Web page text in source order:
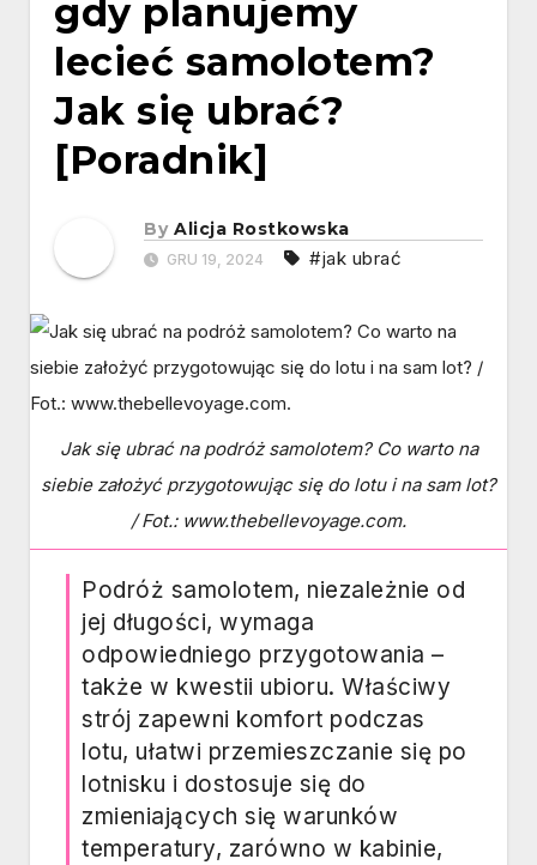
gdy planujemy
lecieć samolotem?
Jak się ubrać?
[Poradnik]
By Alicja Rostkowska
GRU 19, 2024 #jak ubrać
Jak się ubrać na podróż samolotem? Co warto na
siebie założyć przygotowując się do lotu i na sam lot?
/ Fot.: www.thebellevoyage.com.
Podróż samolotem, niezależnie od
jej długości, wymaga
odpowiedniego przygotowania –
także w kwestii ubioru. Właściwy
strój zapewni komfort podczas
lotu, ułatwi przemieszczanie się po
lotnisku i dostosuje się do
zmieniających się warunków
temperatury, zarówno w kabinie,